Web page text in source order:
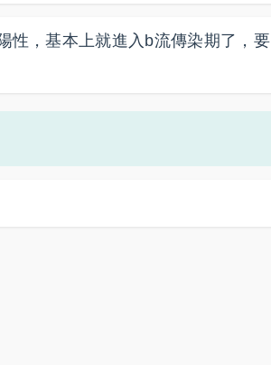
性，基本上就進入b流傳染期了，要